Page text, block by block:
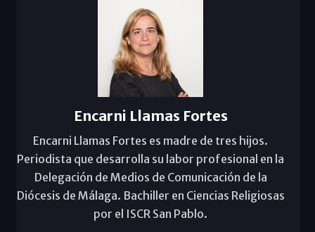
Encarni Llamas Fortes
Encarni Llamas Fortes es madre de tres hijos.
Periodista que desarrolla su labor profesional en la
Delegación de Medios de Comunicación de la
Diócesis de Málaga. Bachiller en Ciencias Religiosas
por el ISCR San Pablo.